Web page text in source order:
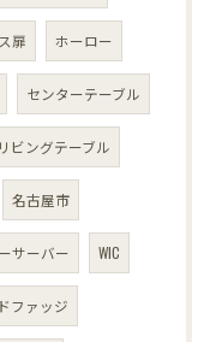
扉 ホーロー
センターテーブル
リビングテーブル
名古屋市
サーバー WIC
ファッジ